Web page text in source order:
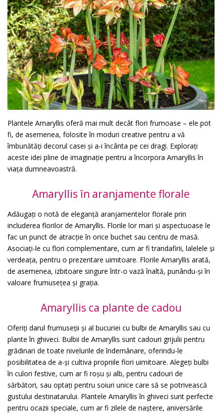
Plantele Amaryllis oferă mai mult decât flori frumoase – ele pot
fi, de asemenea, folosite în moduri creative pentru a vă
îmbunătăți decorul casei și a-i încânta pe cei dragi. Explorați
aceste idei pline de imaginație pentru a încorpora Amaryllis în
viața dumneavoastră.
Amaryllis în aranjamente florale
Adăugați o notă de eleganță aranjamentelor florale prin
includerea florilor de Amaryllis. Florile lor mari și aspectuoase le
fac un punct de atracție în orice buchet sau centru de masă.
Asociați-le cu flori complementare, cum ar fi trandafirii, lalelele și
verdeața, pentru o prezentare uimitoare. Florile Amaryllis arată,
de asemenea, izbitoare singure într-o vază înaltă, punându-și în
valoare frumusețea și grația.
Amaryllis ca plante de cadou
Oferiți darul frumuseții și al bucuriei cu bulbi de Amaryllis sau cu
plante în ghiveci. Bulbii de Amaryllis sunt cadouri grijulii pentru
grădinari de toate nivelurile de îndemânare, oferindu-le
posibilitatea de a-și cultiva propriile flori uimitoare. Alegeți bulbi
în culori festive, cum ar fi roșu și alb, pentru cadouri de
sărbători, sau optați pentru soiuri unice care să se potrivească
gustului destinatarului. Plantele Amaryllis în ghiveci sunt perfecte
pentru ocazii speciale, cum ar fi zilele de naștere, aniversările